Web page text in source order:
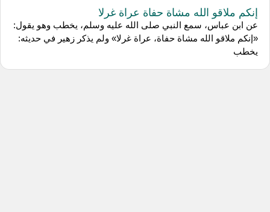
إنكم ملاقو الله مشاة حفاة عراة غرلا
عن ابن عباس، سمع النبي صلى الله عليه وسلم، يخطب وهو يقول:
«إنكم ملاقو الله مشاة حفاة، عراة غرلا» ولم يذكر زهير في حديثه:
يخطب